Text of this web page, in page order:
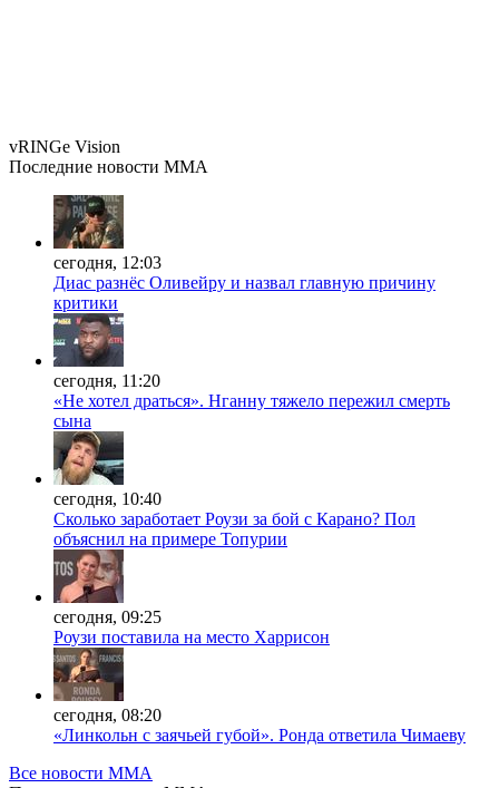
vRINGe Vision
Последние новости MMA
сегодня, 12:03
Диас разнёс Оливейру и назвал главную причину
критики
сегодня, 11:20
«Не хотел драться». Нганну тяжело пережил смерть
сына
сегодня, 10:40
Сколько заработает Роузи за бой с Карано? Пол
объяснил на примере Топурии
сегодня, 09:25
Роузи поставила на место Харрисон
сегодня, 08:20
«Линкольн с заячьей губой». Ронда ответила Чимаеву
Все новости MMA